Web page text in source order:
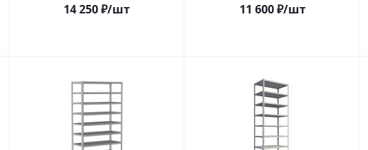
14 250₽/шт 11 600₽/шт